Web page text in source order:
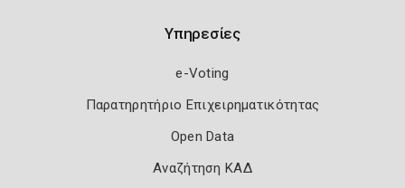
Υπηρεσίες
e-Voting
Παρατηρητήριο Επιχειρηματικότητας
Open Data
Αναζήτηση ΚΑΔ